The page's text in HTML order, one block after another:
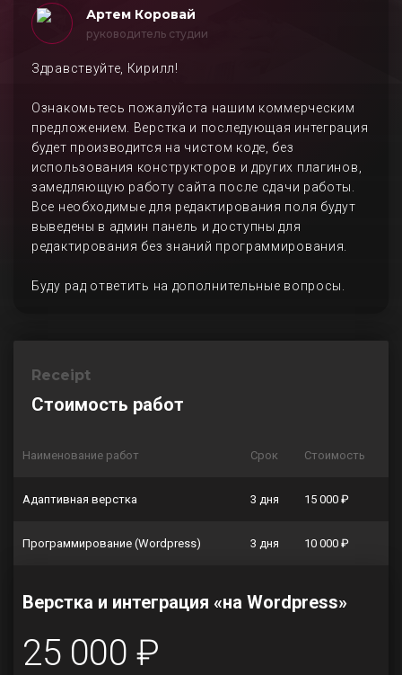
Артем Коровай
руководитель студии
Здравствуйте, Кирилл!
Ознакомьтесь пожалуйста нашим коммерческим
предложением. Верстка и последующая интеграция
будет производится на чистом коде, без
использования конструкторов и других плагинов,
замедляющую работу сайта после сдачи работы.
Все необходимые для редактирования поля будут
выведены в админ панель и доступны для
редактирования без знаний программирования.
Буду рад ответить на дополнительные вопросы.
Receipt
Стоимость работ
Наименование работ Срок Стоимость
Адаптивная верстка 3 дня 15 000 ₽
Программирование (Wordpress) 3 дня 10 000 ₽
Верстка и интеграция «на Wordpress»
25 000 ₽